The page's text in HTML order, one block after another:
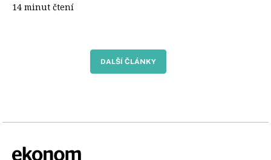
14 minut čtení
DALŠÍ ČLÁNKY